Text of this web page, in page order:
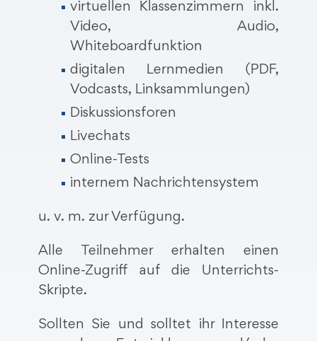
virtuellen Klassenzimmern inkl.
Video, Audio,
Whiteboardfunktion
digitalen Lernmedien (PDF,
Vodcasts, Linksammlungen)
Diskussionsforen
Livechats
Online-Tests
internem Nachrichtensystem
u. v. m. zur Verfügung.
Alle Teilnehmer erhalten einen
Online-Zugriff auf die Unterrichts-
Skripte.
Sollten Sie und solltet ihr Interesse